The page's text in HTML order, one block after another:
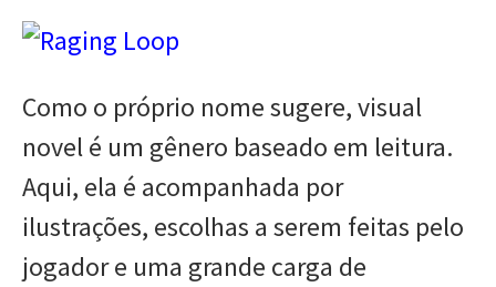
Como o próprio nome sugere, visual
novel é um gênero baseado em leitura.
Aqui, ela é acompanhada por
ilustrações, escolhas a serem feitas pelo
jogador e uma grande carga de